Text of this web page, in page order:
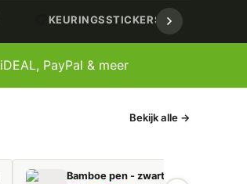
KEURINGSSTICKERS 17
iDEAL, PayPal & meer
Bekijk alle →
Bamboe pen - zwart schrijvend